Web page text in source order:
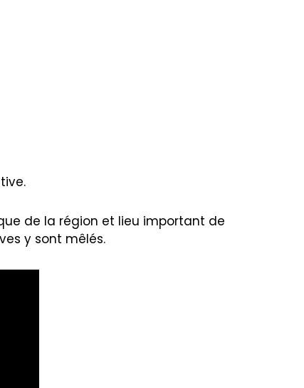
de la région et lieu important de
y sont mêlés.